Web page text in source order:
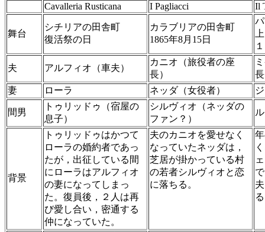
Cavalleria Rusticana I Pagliacci Il
舞台
シチリアの田舎町
復活祭の日
カラブリアの田舎町
1865年8月15日
夫 アルフィオ（車夫）
カニオ（旅役者の座
長）
妻
ローラ ネッダ（女役者）
間男
トゥリッドゥ（宿屋の
息子）
シルヴィオ（ネッダの
ファン？）
背景
トゥリッドゥはかつて
ローラの婚約者であっ
たが，出征している間
にローラはアルフィオ
の妻になってしまっ
た。復員後，２人は再
び愛し合い，密通する
仲になっていた。
夫のカニオを愛せなく
なっていたネッダは，
芝居が掛かっている村
の若者シルヴィオと恋
に落ちる。